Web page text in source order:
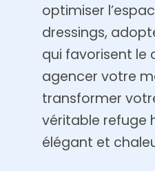
optimiser
dressings,
qui favorisent le
agencer votre
transformer
véritable refuge
élégant et